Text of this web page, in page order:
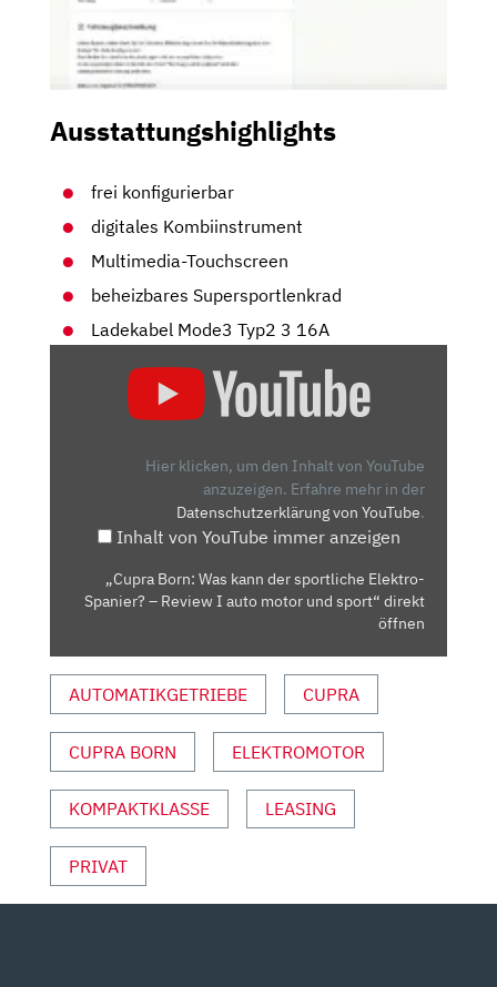
Ausstattungshighlights
frei konfigurierbar
digitales Kombiinstrument
Multimedia-Touchscreen
beheizbares Supersportlenkrad
Ladekabel Mode3 Typ2 3 16A
SPANIER?
REVIEW
MOTOR
UND
SPORT“
VON
ANZEIGEN
Hier klicken, um den Inhalt von YouTube
anzuzeigen. Erfahre mehr in der
Datenschutzerklärung von YouTube.
Inhalt von YouTube immer anzeigen
„Cupra Born: Was kann der sportliche Elektro-
Spanier? – Review I auto motor und sport“ direkt
öffnen
AUTOMATIKGETRIEBE CUPRA
CUPRA BORN ELEKTROMOTOR
KOMPAKTKLASSE LEASING
PRIVAT